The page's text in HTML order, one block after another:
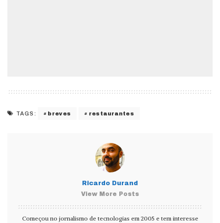
TAGS: breves restaurantes
Ricardo Durand
View More Posts
Começou no jornalismo de tecnologias em 2005 e tem interesse